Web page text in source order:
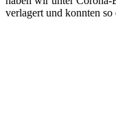
verlagert und konnten